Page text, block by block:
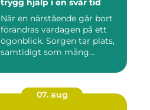
trygg hjälp i en svår tid
När en närstående går bort
förändras vardagen på ett
ögonblick. Sorgen tar plats,
samtidigt som mång...
07. aug